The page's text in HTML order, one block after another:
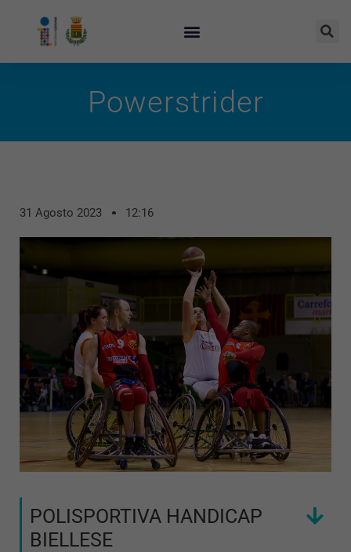
Powerstrider
31 Agosto 2023 12:16
POLISPORTIVA HANDICAP
BIELLESE